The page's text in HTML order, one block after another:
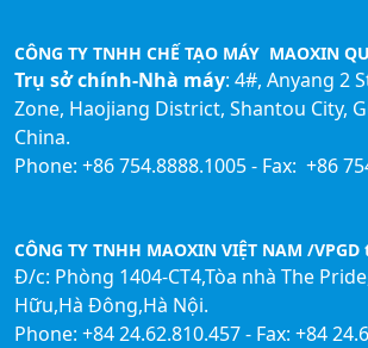
CÔNG TY TNHH CHẾ TẠO MÁY MAOXIN
Trụ sở chính-Nhà máy: 4#, Anyang 2
Zone, Haojiang District, Shantou City,
China.
Phone: +86 754.8888.1005 - Fax: +86
CÔNG TY TNHH MAOXIN VIỆT NAM /
Đ/c: Phòng 1404-CT4,Tòa nhà The
Hữu,Hà Đông,Hà Nội.
Phone: +84 24.62.810.457 - Fax: +84